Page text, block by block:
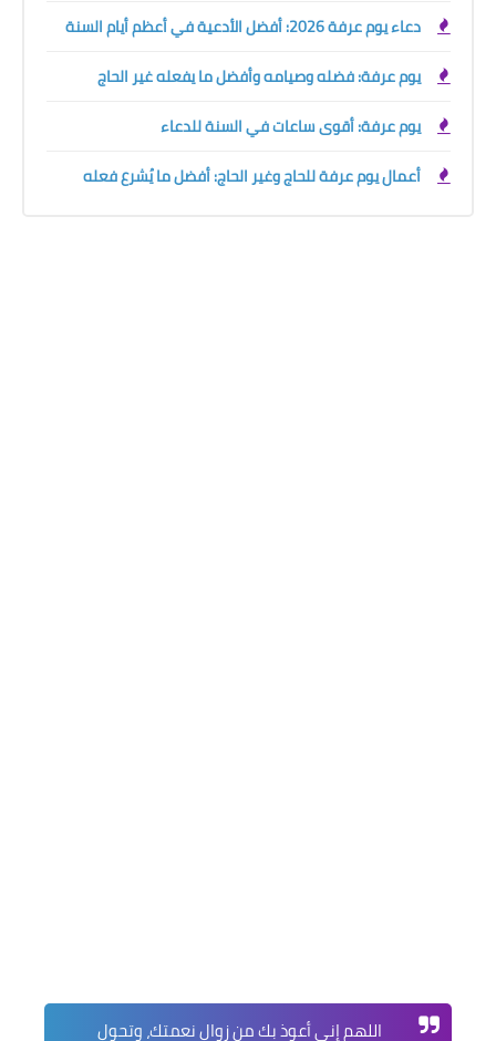
دعاء يوم عرفة 2026: أفضل الأدعية في أعظم أيام السنة
يوم عرفة: فضله وصيامه وأفضل ما يفعله غير الحاج
يوم عرفة: أقوى ساعات في السنة للدعاء
أعمال يوم عرفة للحاج وغير الحاج: أفضل ما يُشرع فعله
اللهم إني أعوذ بك من زوال نعمتك، وتحول